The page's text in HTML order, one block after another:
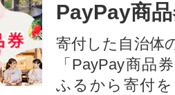
PayPay商
寄付した自治体
「PayPay商品
ふるから寄付